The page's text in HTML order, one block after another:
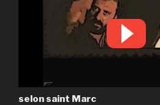
selon saint Marc